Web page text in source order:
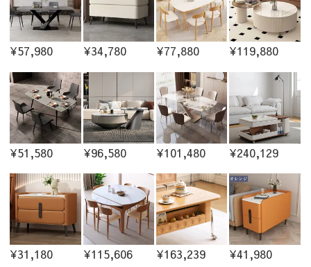
¥57,980 ¥34,780 ¥77,880 ¥119,880
¥51,580 ¥96,580 ¥101,480 ¥240,129
¥31,180 ¥115,606 ¥163,239 ¥41,980